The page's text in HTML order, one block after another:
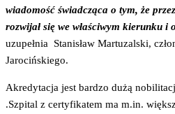
wiadomość świadcząca o tym, że
rozwijał się we właściwym kierunku i
uzupełnia Stanisław Martuzalski,
Jarocińskiego.
Akredytacja jest bardzo dużą
.Szpital z certyfikatem ma m.in.